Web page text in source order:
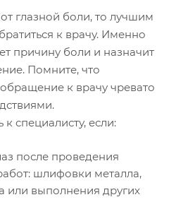
глазной боли, то лучшим
к врачу. Именно
причину боли и назначит
Помните, что
к врачу чревато
специалисту, если:
после проведения
шлифовки металла,
или выполнения других